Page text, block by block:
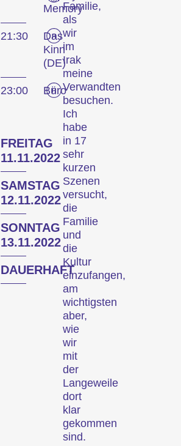
Memory
21:30
Das
Kinn
(DE)
23:00 Büro
FREITAG
11.11.2022
SAMSTAG
12.11.2022
SONNTAG
13.11.2022
DAUERHAFT
Familie,
als
wir
im
Irak
meine
Verwandten
besuchen.
Ich
habe
in 17
sehr
kurzen
Szenen
versucht,
die
Familie
und
die
Kultur
einzufangen,
am
wichtigsten
aber,
wie
wir
mit
der
Langeweile
dort
klar
gekommen
sind.
unter den Nägeln brennen.
Die Wettbewerbsblöcke
fühlen den Puls des
aktuellen, weltweiten
Filmschaffens und die
Installationen,
Performances und weiteren
Specials machen
audiovisuelle Formen in
ihrer ganzen Vielfalt
erlebbar. Ein
Rahmenprogramm mit
Konzerten, Lesungen und
mehr erweitert das
Festivalerlebnis.
Zum Programm der 29.
Internationalen
Kurzfilmtage Winterthur
(Archiv)
Wettbewerbe